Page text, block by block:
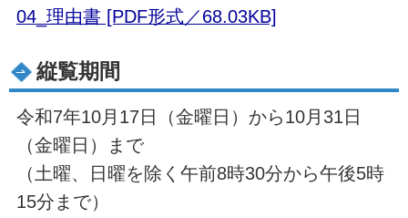
04_理由書 [PDF形式／68.03KB]
縦覧期間
令和7年10月17日（金曜日）から10月31日
（金曜日）まで
（土曜、日曜を除く午前8時30分から午後5時
15分まで）